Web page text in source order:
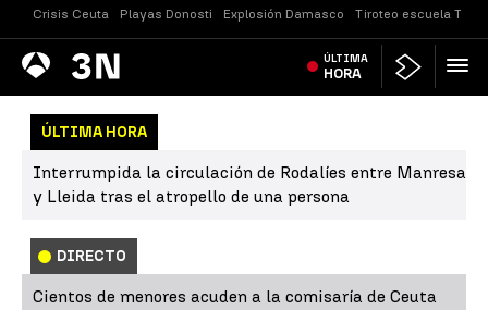
Crisis Ceuta Playas Donosti Explosión Damasco Tiroteo escuela
Antena
3 Noticias ÚLTIMA
HORA
ÚLTIMA HORA
Interrumpida la circulación de Rodalíes entre Manresa
y Lleida tras el atropello de una persona
DIRECTO
Cientos de menores acuden a la comisaría de Ceuta